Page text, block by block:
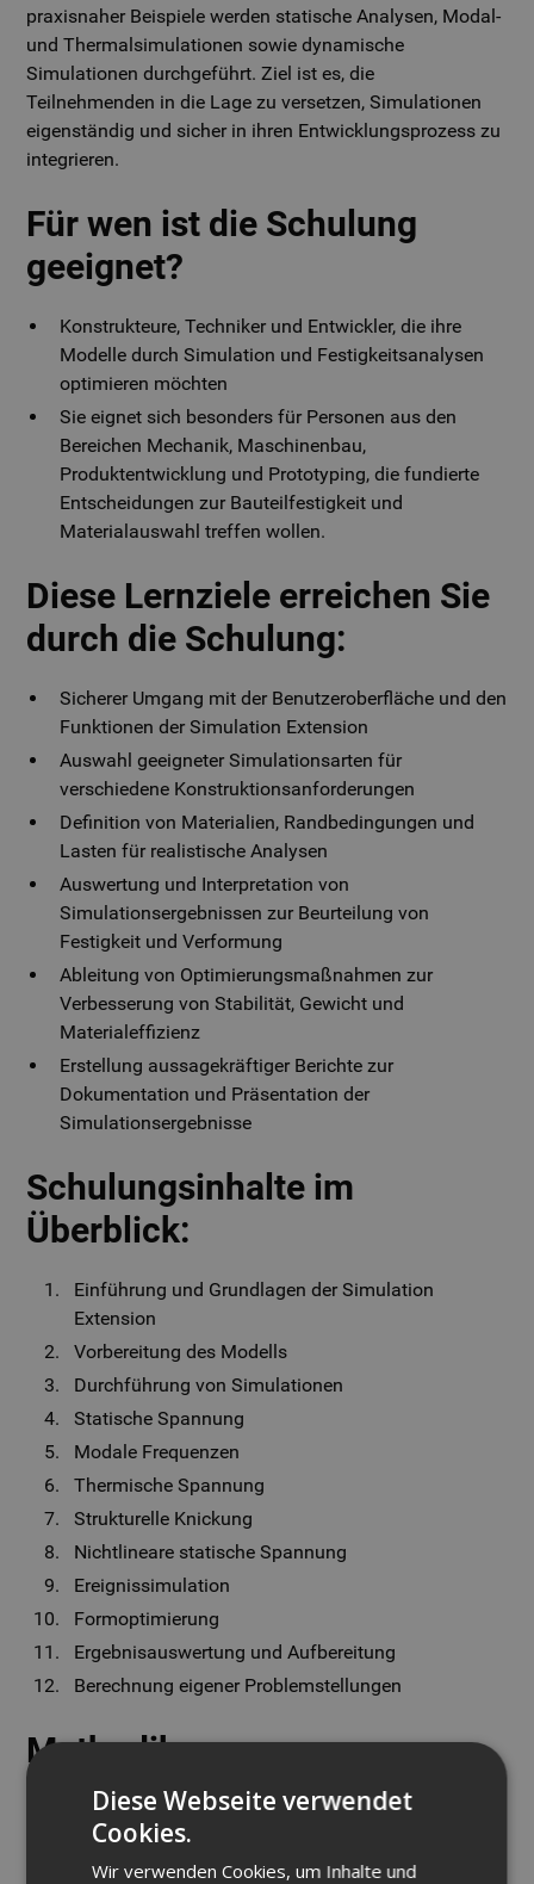
praxisnaher Beispiele werden statische Analysen, Modal-
und Thermalsimulationen sowie dynamische
Simulationen durchgeführt. Ziel ist es, die
Teilnehmenden in die Lage zu versetzen, Simulationen
eigenständig und sicher in ihren Entwicklungsprozess zu
integrieren.
Für wen ist die Schulung
geeignet?
Konstrukteure, Techniker und Entwickler, die ihre
Modelle durch Simulation und Festigkeitsanalysen
optimieren möchten
Sie eignet sich besonders für Personen aus den
Bereichen Mechanik, Maschinenbau,
Produktentwicklung und Prototyping, die fundierte
Entscheidungen zur Bauteilfestigkeit und
Materialauswahl treffen wollen.
Diese Lernziele erreichen Sie
durch die Schulung:
Sicherer Umgang mit der Benutzeroberfläche und den
Funktionen der Simulation Extension
Auswahl geeigneter Simulationsarten für
verschiedene Konstruktionsanforderungen
Definition von Materialien, Randbedingungen und
Lasten für realistische Analysen
Auswertung und Interpretation von
Simulationsergebnissen zur Beurteilung von
Festigkeit und Verformung
Ableitung von Optimierungsmaßnahmen zur
Verbesserung von Stabilität, Gewicht und
Materialeffizienz
Erstellung aussagekräftiger Berichte zur
Dokumentation und Präsentation der
Simulationsergebnisse
Schulungsinhalte im
Überblick:
Einführung und Grundlagen der Simulation
Extension
Vorbereitung des Modells
Durchführung von Simulationen
Statische Spannung
Modale Frequenzen
Thermische Spannung
Strukturelle Knickung
Nichtlineare statische Spannung
Ereignissimulation
Formoptimierung
Ergebnisauswertung und Aufbereitung
Berechnung eigener Problemstellungen
Methodik
Die Schulung kombiniert kompakte Theorieeinheiten mit
praxisnahen Übungen am PC. Die Teilnehmer arbeiten an
realistischen Beispielprojekten und können auf Wunsch
Diese Webseite verwendet
Cookies.
Wir verwenden Cookies, um Inhalte und